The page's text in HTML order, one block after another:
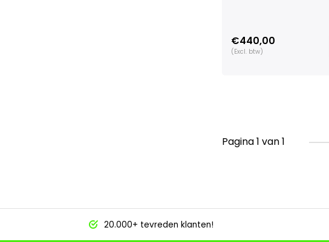
€440,00
(Excl. btw)
Pagina 1 van 1
20.000+ tevreden klanten!